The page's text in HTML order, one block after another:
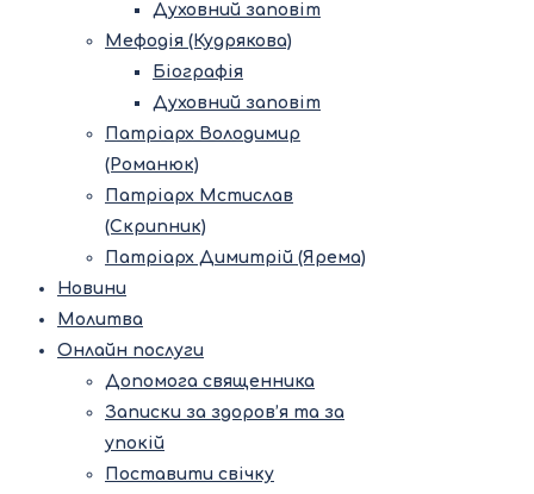
Духовний заповіт
Мефодія (Кудрякова)
Біографія
Духовний заповіт
Патріарх Володимир
(Романюк)
Патріарх Мстислав
(Скрипник)
Патріарх Димитрій (Ярема)
Новини
Молитва
Онлайн послуги
Допомога священника
Записки за здоров’я та за
упокій
Поставити свічку